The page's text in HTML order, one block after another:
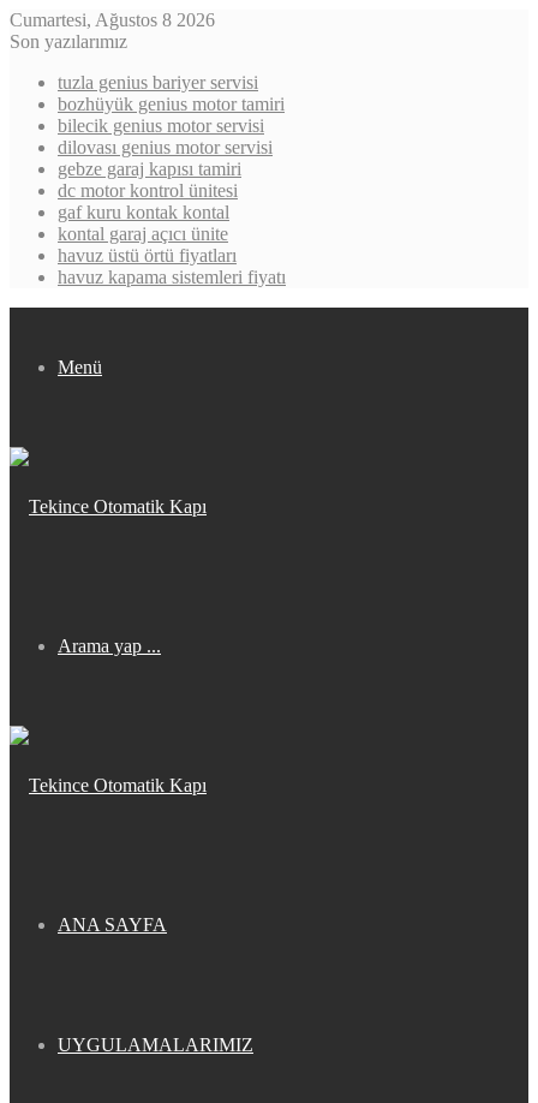
Cumartesi, Ağustos 8 2026
Son yazılarımız
tuzla genius bariyer servisi
bozhüyük genius motor tamiri
bilecik genius motor servisi
dilovası genius motor servisi
gebze garaj kapısı tamiri
dc motor kontrol ünitesi
gaf kuru kontak kontal
kontal garaj açıcı ünite
havuz üstü örtü fiyatları
havuz kapama sistemleri fiyatı
Menü
Arama yap ...
ANA SAYFA
UYGULAMALARIMIZ